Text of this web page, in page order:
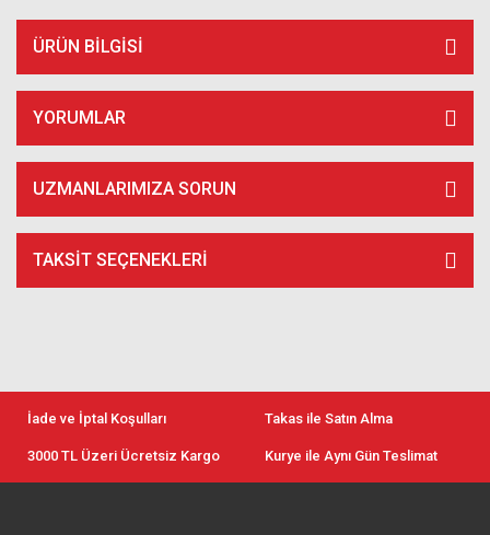
ÜRÜN BILGISI
YORUMLAR
UZMANLARIMIZA SORUN
TAKSIT SEÇENEKLERI
İade ve İptal Koşulları Takas ile Satın Alma
3000 TL Üzeri Ücretsiz Kargo Kurye ile Aynı Gün Teslimat